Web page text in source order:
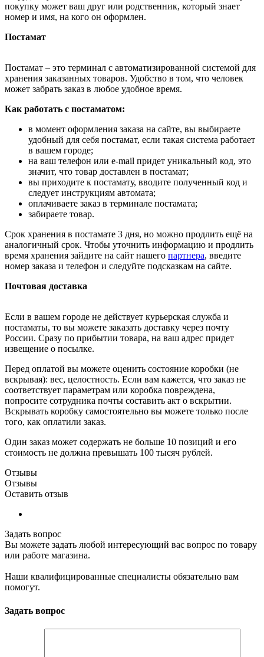
покупку может ваш друг или родственник, который знает
номер и имя, на кого он оформлен.
Постамат
Постамат – это терминал с автоматизированной системой для
хранения заказанных товаров. Удобство в том, что человек
может забрать заказ в любое удобное время.
Как работать с постаматом:
в момент оформления заказа на сайте, вы выбираете
удобный для себя постамат, если такая система работает
в вашем городе;
на ваш телефон или e-mail придет уникальный код, это
значит, что товар доставлен в постамат;
вы приходите к постамату, вводите полученный код и
следует инструкциям автомата;
оплачиваете заказ в терминале постамата;
забираете товар.
Срок хранения в постамате 3 дня, но можно продлить ещё на
аналогичный срок. Чтобы уточнить информацию и продлить
время хранения зайдите на сайт нашего партнера, введите
номер заказа и телефон и следуйте подсказкам на сайте.
Почтовая доставка
Если в вашем городе не действует курьерская служба и
постаматы, то вы можете заказать доставку через почту
России. Сразу по прибытии товара, на ваш адрес придет
извещение о посылке.
Перед оплатой вы можете оценить состояние коробки (не
вскрывая): вес, целостность. Если вам кажется, что заказ не
соответствует параметрам или коробка повреждена,
попросите сотрудника почты составить акт о вскрытии.
Вскрывать коробку самостоятельно вы можете только после
того, как оплатили заказ.
Один заказ может содержать не больше 10 позиций и его
стоимость не должна превышать 100 тысяч рублей.
Отзывы
Отзывы
Оставить отзыв
Задать вопрос
Вы можете задать любой интересующий вас вопрос по товару
или работе магазина.
Наши квалифицированные специалисты обязательно вам
помогут.
Задать вопрос